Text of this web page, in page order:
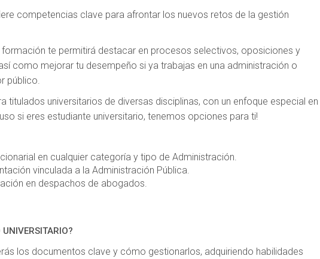
competencias clave para afrontar los nuevos retos de la gestión
formación te permitirá destacar en procesos selectivos, oposiciones y
como mejorar tu desempeño si ya trabajas en una administración o
público.
titulados universitarios de diversas disciplinas, con un enfoque especial en
si eres estudiante universitario, tenemos opciones para ti!
en cualquier categoría y tipo de Administración.
vinculada a la Administración Pública.
en despachos de abogados.
UNIVERSITARIO?
los documentos clave y cómo gestionarlos, adquiriendo habilidades